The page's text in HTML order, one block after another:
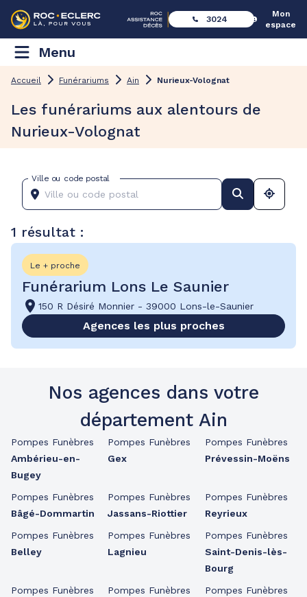
3024
Mon
espace
Menu
Accueil Funérariums Ain Nurieux-Volognat
Les funérariums aux alentours de
Nurieux-Volognat
Ville ou code postal
1 résultat :
Le + proche
Funérarium Lons Le Saunier
150 R Désiré Monnier - 39000 Lons-le-Saunier
Agences les plus proches
Nos agences dans votre
département Ain
Pompes Funèbres
Ambérieu-en-
Bugey
Pompes Funèbres
Bâgé-Dommartin
Pompes Funèbres
Belley
Pompes Funèbres
Pompes Funèbres
Gex
Pompes Funèbres
Jassans-Riottier
Pompes Funèbres
Lagnieu
Pompes Funèbres
Pompes Funèbres
Prévessin-Moëns
Pompes Funèbres
Reyrieux
Pompes Funèbres
Saint-Denis-lès-
Bourg
Pompes Funèbres